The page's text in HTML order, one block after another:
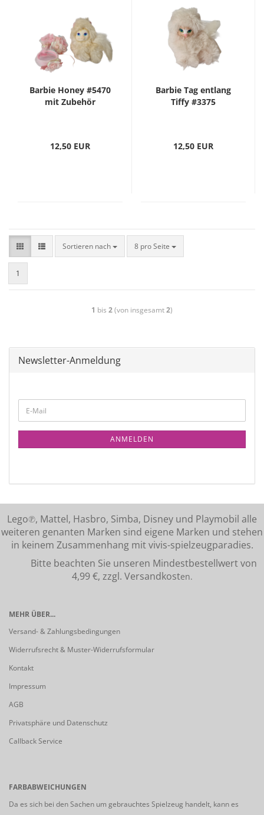
Barbie Honey #5470
mit Zubehör
12,50 EUR
Barbie Tag entlang
Tiffy #3375
12,50 EUR
Sortieren nach 8 pro Seite
1
1 bis 2(von insgesamt2)
Newsletter-Anmeldung
ANMELDEN
Lego℗, Mattel, Hasbro, Simba, Disney und Playmobil alle
weiteren genanten Marken sind eigene Marken und stehen
in keinem Zusammenhang mit vivis-spielzeugparadies.
Bitte beachten Sie unseren Mindestbestellwert von
4,99 €, zzgl. Versandkosten.
MEHR ÜBER...
Versand- & Zahlungsbedingungen
Widerrufsrecht & Muster-Widerrufsformular
Kontakt
Impressum
AGB
Privatsphäre und Datenschutz
Callback Service
FARBABWEICHUNGEN
Da es sich bei den Sachen um gebrauchtes Spielzeug handelt, kann es